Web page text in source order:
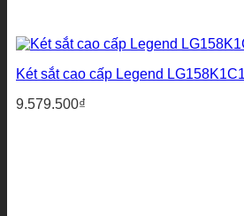
Két sắt cao cấp Legend LG158K1C1
9.579.500₫